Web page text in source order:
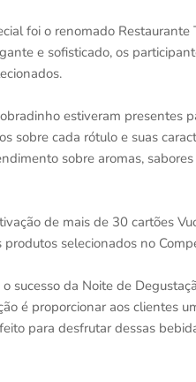
foi o renomado
e sofisticado, os
estiveram presentes
sobre cada rótulo e suas
sobre aromas,
de mais de 30 cartões
selecionados no
sucesso da Noite de
é proporcionar aos clientes
para desfrutar dessas